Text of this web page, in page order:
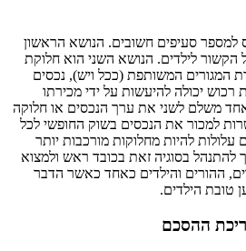
למספר סעיפים חשובים. הנושא הראשון
הקשור לילדים. הנושא השני הוא חלוקת
המגורים המשותפת (ככל ויש), נכסים
רכוש יכולה להיעשות על ידי מכירתו
משלם לשני את ערך הנכסים או חלוקה
למכור את הנכסים בשוק החופשי לכל
להיות מחלוקות מורכבות יותר
להתנהל בסוגיה זאת בכובד ראש ולמצוא
ההורים והילדים כאחד כאשר הדבר
טובת הילדים.
ההסכם